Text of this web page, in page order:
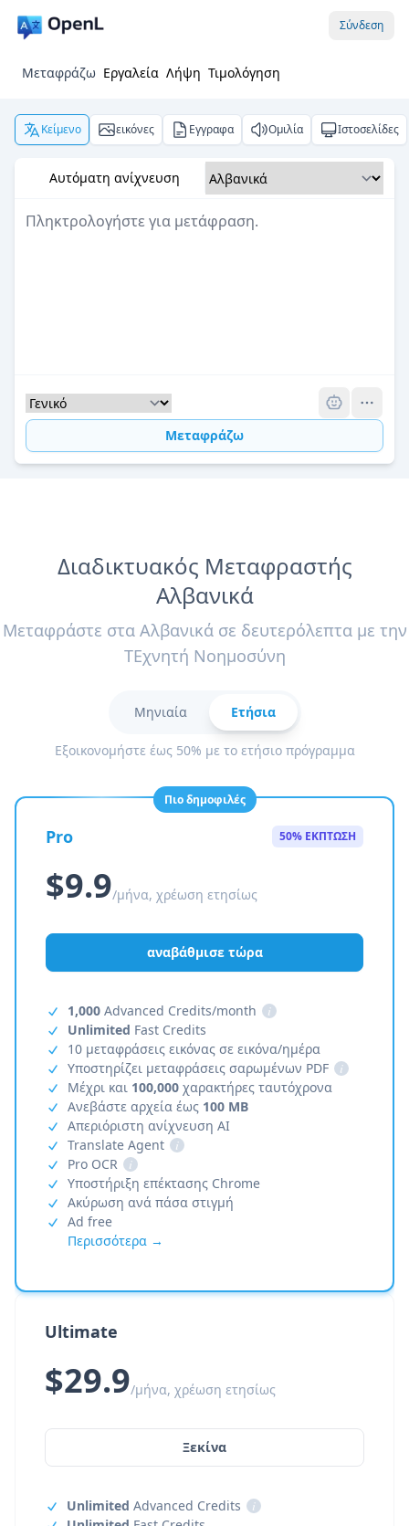
Σύνδεση
Μεταφράζω Εργαλεία Λήψη Τιμολόγηση
Κείμενο εικόνες Εγγραφα Ομιλία Ιστοσελίδες
Αυτόματη ανίχνευση
Μεταφράζω
Διαδικτυακός Μεταφραστής
Αλβανικά
Μεταφράστε στα Αλβανικά σε δευτερόλεπτα με την
ΤΕχνητή Νοημοσύνη
Μηνιαία Ετήσια
Εξοικονομήστε έως 50% με το ετήσιο πρόγραμμα
Πιο δημοφιλές
Pro 50% ΕΚΠΤΩΣΗ
$9.9/μήνα, χρέωση ετησίως
αναβάθμισε τώρα
1,000 Advanced Credits/month
i
Unlimited Fast Credits
10 μεταφράσεις εικόνας σε εικόνα/ημέρα
Υποστηρίζει μεταφράσεις σαρωμένων PDF
i
Μέχρι και 100,000 χαρακτήρες ταυτόχρονα
Ανεβάστε αρχεία έως 100 MB
Απεριόριστη ανίχνευση AI
Translate Agent
i
Pro OCR
i
Υποστήριξη επέκτασης Chrome
Ακύρωση ανά πάσα στιγμή
Ad free
Περισσότερα →
Ultimate
$29.9/μήνα, χρέωση ετησίως
Ξεκίνα
Unlimited Advanced Credits
i